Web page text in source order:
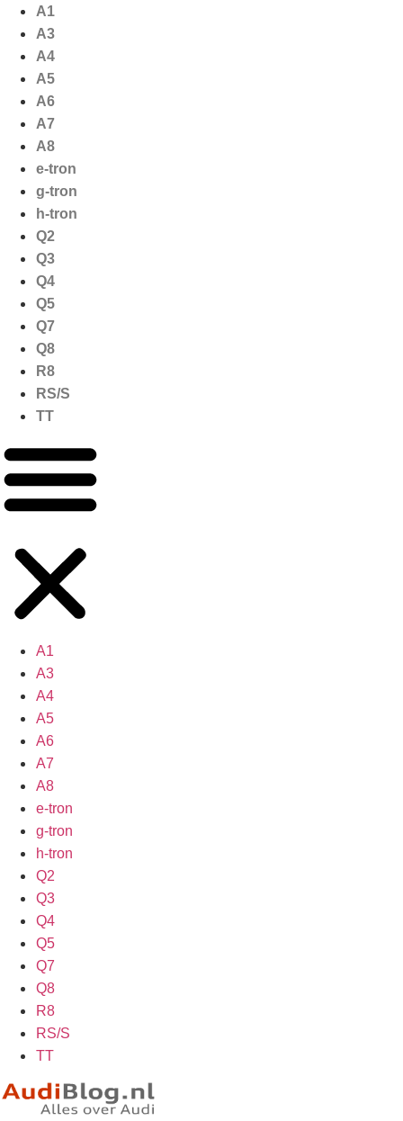
naar
inhoud
A1
A3
A4
A5
A6
A7
A8
e-tron
g-tron
h-tron
Q2
Q3
Q4
Q5
Q7
Q8
R8
RS/S
TT
A1
A3
A4
A5
A6
A7
A8
e-tron
g-tron
h-tron
Q2
Q3
Q4
Q5
Q7
Q8
R8
RS/S
TT